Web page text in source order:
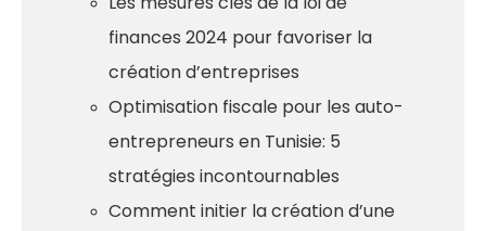
finances 2024 pour favoriser la
création d’entreprises
Optimisation fiscale pour les auto-
entrepreneurs en Tunisie: 5
stratégies incontournables
Comment initier la création d’une